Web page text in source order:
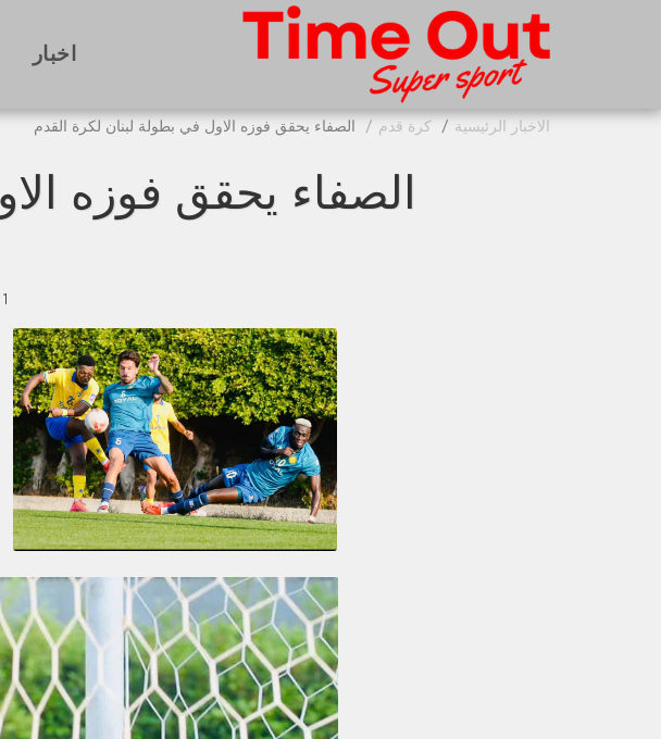
اخبار
الاخبار الرئيسية كرة قدم الصفاء يحقق فوزه الاول في بطولة لبنان لكرة القدم
الصفاء يحقق فوزه
1 قراءة دقيقة